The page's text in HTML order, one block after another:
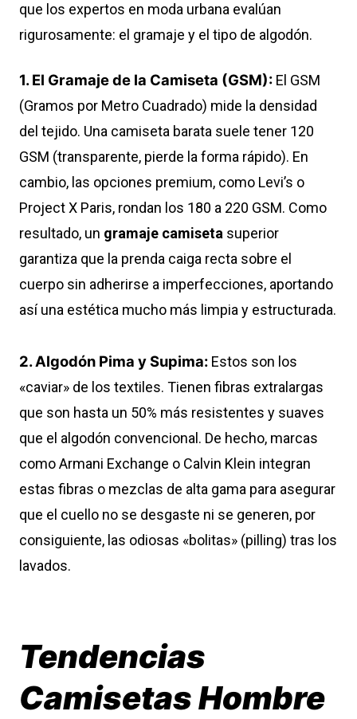
que los expertos en moda urbana evalúan
rigurosamente: el gramaje y el tipo de algodón.
1. El Gramaje de la Camiseta (GSM): El GSM
(Gramos por Metro Cuadrado) mide la densidad
del tejido. Una camiseta barata suele tener 120
GSM (transparente, pierde la forma rápido). En
cambio, las opciones premium, como Levi’s o
Project X Paris, rondan los 180 a 220 GSM. Como
resultado, un gramaje camiseta superior
garantiza que la prenda caiga recta sobre el
cuerpo sin adherirse a imperfecciones, aportando
así una estética mucho más limpia y estructurada.
2. Algodón Pima y Supima: Estos son los
«caviar» de los textiles. Tienen fibras extralargas
que son hasta un 50% más resistentes y suaves
que el algodón convencional. De hecho, marcas
como Armani Exchange o Calvin Klein integran
estas fibras o mezclas de alta gama para asegurar
que el cuello no se desgaste ni se generen, por
consiguiente, las odiosas «bolitas» (pilling) tras los
lavados.
Tendencias
Camisetas Hombre